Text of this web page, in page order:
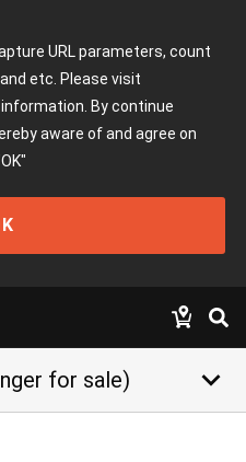
URL parameters, count
etc. Please visit
By continue
aware of and agree on
for sale) keyboard_arrow_down